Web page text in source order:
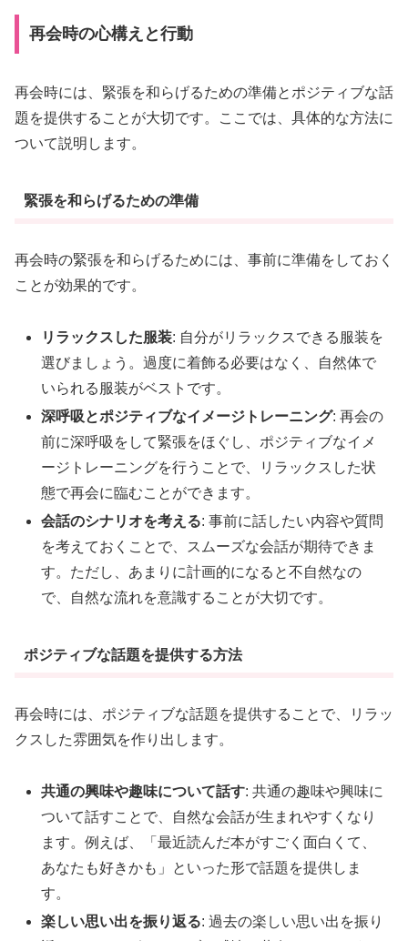
再会時の心構えと行動
再会時には、緊張を和らげるための準備とポジティブな話
題を提供することが大切です。ここでは、具体的な方法に
ついて説明します。
緊張を和らげるための準備
再会時の緊張を和らげるためには、事前に準備をしておく
ことが効果的です。
リラックスした服装: 自分がリラックスできる服装を
選びましょう。過度に着飾る必要はなく、自然体で
いられる服装がベストです。
深呼吸とポジティブなイメージトレーニング: 再会の
前に深呼吸をして緊張をほぐし、ポジティブなイメ
ージトレーニングを行うことで、リラックスした状
態で再会に臨むことができます。
会話のシナリオを考える: 事前に話したい内容や質問
を考えておくことで、スムーズな会話が期待できま
す。ただし、あまりに計画的になると不自然なの
で、自然な流れを意識することが大切です。
ポジティブな話題を提供する方法
再会時には、ポジティブな話題を提供することで、リラッ
クスした雰囲気を作り出します。
共通の興味や趣味について話す: 共通の趣味や興味に
ついて話すことで、自然な会話が生まれやすくなり
ます。例えば、「最近読んだ本がすごく面白くて、
あなたも好きかも」といった形で話題を提供しま
す。
楽しい思い出を振り返る: 過去の楽しい思い出を振り